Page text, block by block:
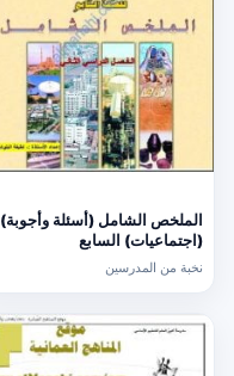
الملخص الشامل (أسئلة وأجوبة)
(اجتماعيات) السابع
نخبة من المدرسين